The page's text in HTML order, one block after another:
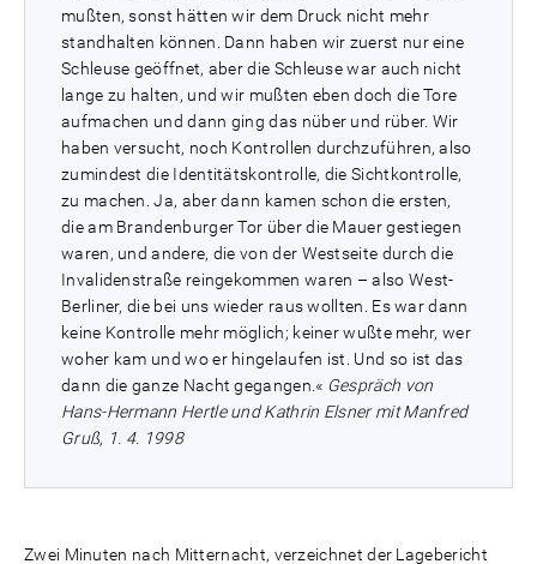
mußten, sonst hätten wir dem Druck nicht mehr
standhalten können. Dann haben wir zuerst nur eine
Schleuse geöffnet, aber die Schleuse war auch nicht
lange zu halten, und wir mußten eben doch die Tore
aufmachen und dann ging das nüber und rüber. Wir
haben versucht, noch Kontrollen durchzuführen, also
zumindest die Identitätskontrolle, die Sichtkontrolle,
zu machen. Ja, aber dann kamen schon die ersten,
die am Brandenburger Tor über die Mauer gestiegen
waren, und andere, die von der Westseite durch die
Invalidenstraße reingekommen waren – also West-
Berliner, die bei uns wieder raus wollten. Es war dann
keine Kontrolle mehr möglich; keiner wußte mehr, wer
woher kam und wo er hingelaufen ist. Und so ist das
dann die ganze Nacht gegangen.« Gespräch von
Hans-Hermann Hertle und Kathrin Elsner mit Manfred
Gruß, 1. 4. 1998
Zwei Minuten nach Mitternacht, verzeichnet der Lagebericht